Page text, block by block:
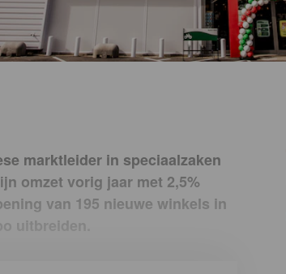
marktleider in speciaalzaken
omzet vorig jaar met 2,5%
van 195 nieuwe winkels in
uitbreiden.